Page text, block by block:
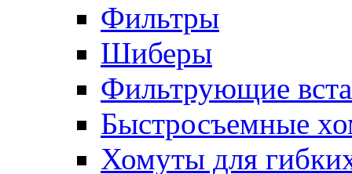
Фильтры
Шиберы
Фильтрующие
Быстросъемные
Хомуты для